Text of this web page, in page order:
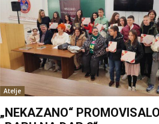
Atelje
„NEKAZANO“